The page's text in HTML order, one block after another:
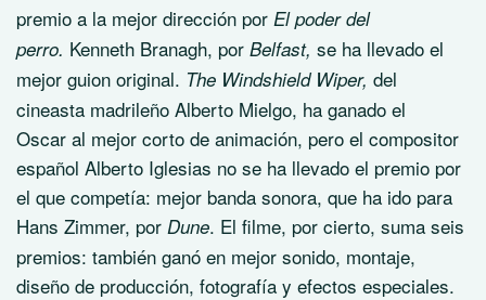
premio a la mejor dirección por El poder del
perro. Kenneth Branagh, por Belfast, se ha llevado el
mejor guion original. The Windshield Wiper, del
cineasta madrileño Alberto Mielgo, ha ganado el
Oscar al mejor corto de animación, pero el compositor
español Alberto Iglesias no se ha llevado el premio por
el que competía: mejor banda sonora, que ha ido para
Hans Zimmer, por Dune. El filme, por cierto, suma seis
premios: también ganó en mejor sonido, montaje,
diseño de producción, fotografía y efectos especiales.